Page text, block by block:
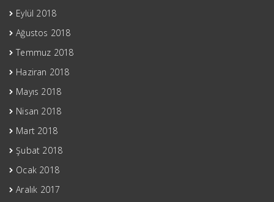
Eylül 2018
Ağustos 2018
Temmuz 2018
Haziran 2018
Mayıs 2018
Nisan 2018
Mart 2018
Şubat 2018
Ocak 2018
Aralık 2017